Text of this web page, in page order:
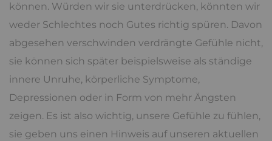
können. Würden wir sie unterdrücken, könnten wir
weder Schlechtes noch Gutes richtig spüren. Davon
abgesehen verschwinden verdrängte Gefühle nicht,
sie können sich später beispielsweise als ständige
innere Unruhe, körperliche Symptome,
Depressionen oder in Form von mehr Ängsten
zeigen. Es ist also wichtig, unsere Gefühle zu fühlen,
sie geben uns einen Hinweis auf unseren aktuellen